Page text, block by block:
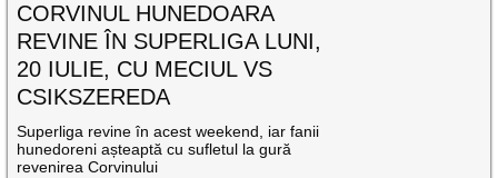
CORVINUL HUNEDOARA
REVINE ÎN SUPERLIGA LUNI,
20 IULIE, CU MECIUL VS
CSIKSZEREDA
Superliga revine în acest weekend, iar fanii
hunedoreni așteaptă cu sufletul la gură
revenirea Corvinului